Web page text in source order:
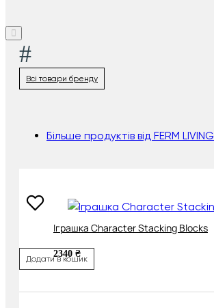
#
Всі товари бренду
Більше продуктів від FERM LIVING
Іграшка Character Stacking Blocks
2340 ₴
Додати в кошик